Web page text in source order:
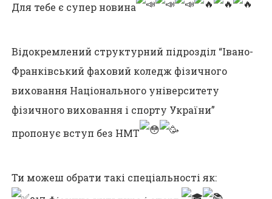
Для тебе є супер новина
Відокремлений структурний підрозділ “Івано-
Франківський фаховий коледж фізичного
виховання Національного університету
фізичного виховання і спорту України”
пропонує вступ без НМТ
Ти можеш обрати такі спеціальності як: